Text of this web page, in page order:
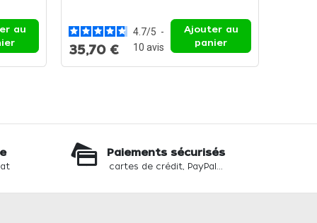
au
4.7/5 -
10 avis
35,70 €
Ajouter au
panier
Paiements sécurisés
cartes de crédit, PayPal...